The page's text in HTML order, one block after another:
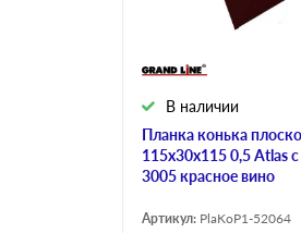
Планка конька
115х30х115 0,5 Atlas
3005 красное вино
В наличии
Артикул: PlaKoP1-52064